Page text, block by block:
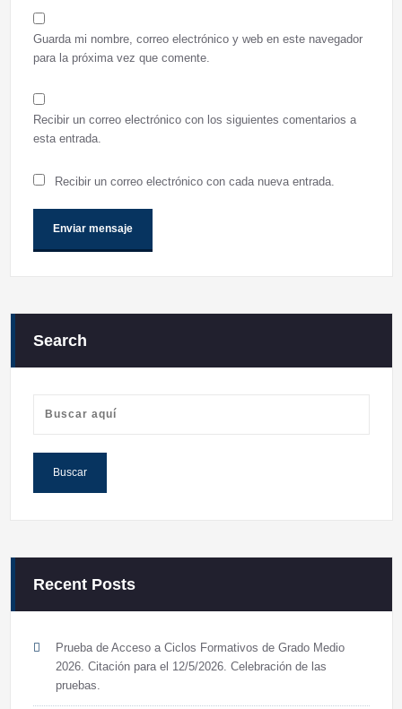
Guarda mi nombre, correo electrónico y web en este navegador
para la próxima vez que comente.
Recibir un correo electrónico con los siguientes comentarios a
esta entrada.
Recibir un correo electrónico con cada nueva entrada.
Search
Recent Posts
Prueba de Acceso a Ciclos Formativos de Grado Medio
2026. Citación para el 12/5/2026. Celebración de las
pruebas.